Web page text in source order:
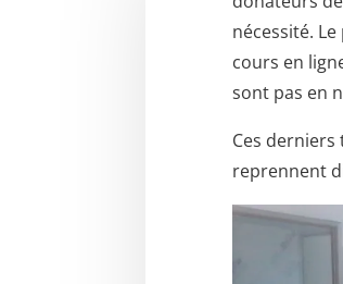
nécessité.
cours en
sont pas en
Ces derniers
reprennent